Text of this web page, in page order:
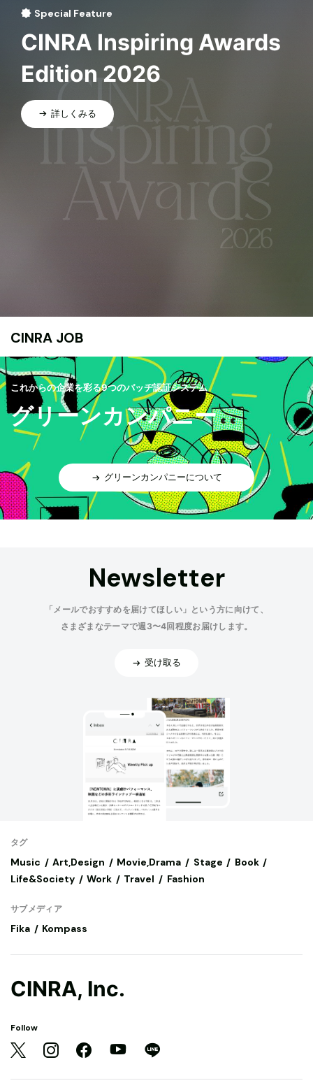
Special Feature
CINRA Inspiring Awards
Edition 2026
詳しくみる
CINRA JOB
これからの企業を彩る9つのバッヂ認証システム
グリーンカンパニー
グリーンカンパニーについて
Newsletter
「メールでおすすめを届けてほしい」という方に向けて、
さまざまなテーマで週3〜4回程度お届けします。
受け取る
タグ
Music Art,Design Movie,Drama Stage
Book
Life&Society
Work Travel Fashion
サブメディア
Fika Kompass
CINRA, Inc.
Follow